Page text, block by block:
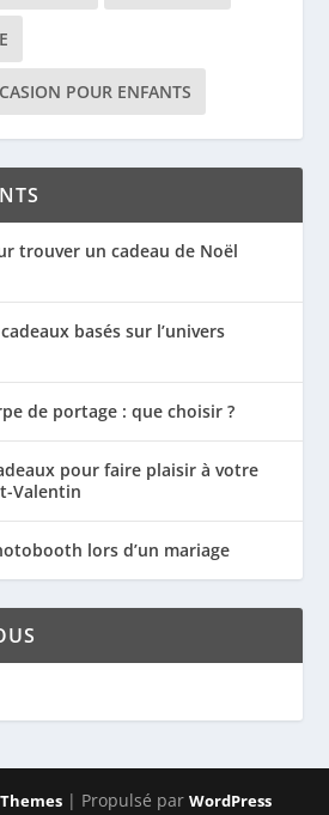
POUR ENFANTS
trouver un cadeau de Noël
basés sur l’univers
de portage : que choisir ?
pour faire plaisir à votre
Valentin
lors d’un mariage
| Propulsé par WordPress